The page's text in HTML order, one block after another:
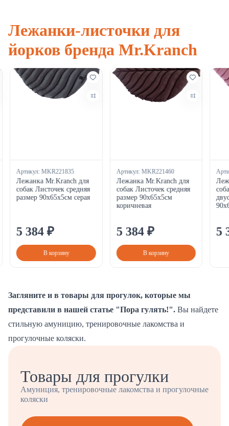
Лежанки-листочки для
йорков бренда Mr.Kranch
Артикул:MKR221835
Лежанка Mr.Kranch для
собак Листочек средняя
размер 90х65х5см серая
5 384 ₽
В корзину
Артикул:MKR221460
Лежанка Mr.Kranch для
собак Листочек средняя
размер 90х65х5см
коричневая
5 384 ₽
В корзину
5
Загляните и в товары для прогулок, которые мы
представили в нашей статье "Пора гулять!". Вы найдете
стильную амуницию, тренировочные лакомства и
прогулочные коляски.
Товары для прогулки
Амуниция, тренировочные лакомства и прогулочные
коляски